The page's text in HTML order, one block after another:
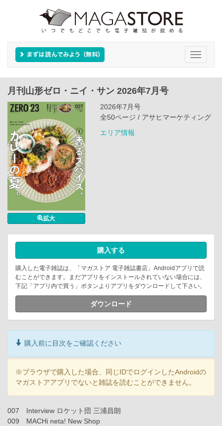
Toggle
月刊山形ゼロ・ニイ・サン 2026年7月号
拡大
2026年7月号
全50ページ / アサヒマーケティング
エリア情報
購入する
購入した電子雑誌は、「マガストア 電子雑誌書店」Androidアプリで読
むことができます。まだアプリをインストールされていない場合には、
下記「アプリ内で買う」ボタンよりアプリをダウンロードして下さい。
ダウンロード
購入前に目次をご確認ください
※ブラウザで購入した場合、同じIDでログインしたAndroidの
マガストアアプリでないと雑誌を読むことができません。
007 Interview ロケット団 三浦昌朗
009 MACHi neta! New Shop